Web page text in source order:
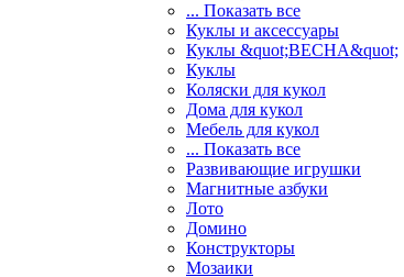
... Показать все
Куклы и аксессуары
Куклы &quot;ВЕСНА&quot;
Куклы
Коляски для кукол
Дома для кукол
Мебель для кукол
... Показать все
Развивающие игрушки
Магнитные азбуки
Лото
Домино
Конструкторы
Мозаики